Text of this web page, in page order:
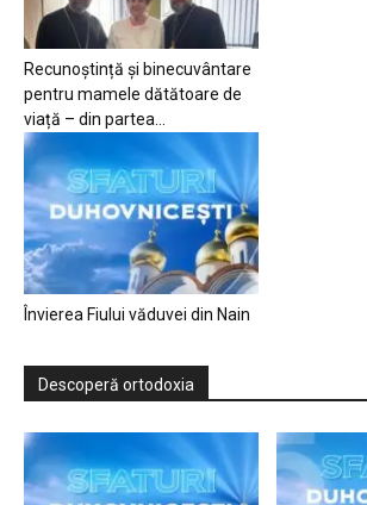
Recunoștință și binecuvântare
pentru mamele dătătoare de
viață – din partea...
Învierea Fiului văduvei din Nain
Descoperă ortodoxia